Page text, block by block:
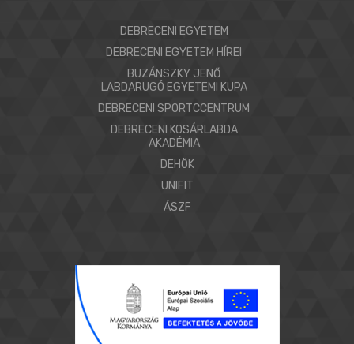
DEBRECENI EGYETEM
DEBRECENI EGYETEM HÍREI
BUZÁNSZKY JENŐ
LABDARUGÓ EGYETEMI KUPA
DEBRECENI SPORTCCENTRUM
DEBRECENI KOSÁRLABDA
AKADÉMIA
DEHÖK
UNIFIT
ÁSZF